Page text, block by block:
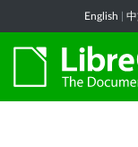
English